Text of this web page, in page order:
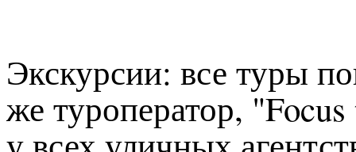
Экскурсии: все туры
же туроператор,